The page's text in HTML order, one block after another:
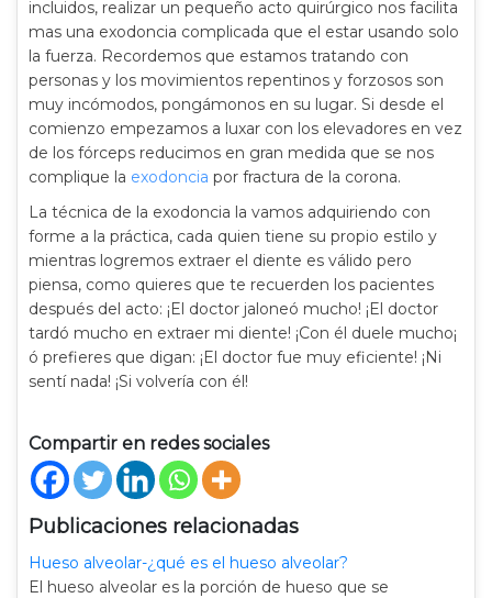
incluidos, realizar un pequeño acto quirúrgico nos facilita
mas una exodoncia complicada que el estar usando solo
la fuerza. Recordemos que estamos tratando con
personas y los movimientos repentinos y forzosos son
muy incómodos, pongámonos en su lugar. Si desde el
comienzo empezamos a luxar con los elevadores en vez
de los fórceps reducimos en gran medida que se nos
complique la exodoncia por fractura de la corona.
La técnica de la exodoncia la vamos adquiriendo con
forme a la práctica, cada quien tiene su propio estilo y
mientras logremos extraer el diente es válido pero
piensa, como quieres que te recuerden los pacientes
después del acto: ¡El doctor jaloneó mucho! ¡El doctor
tardó mucho en extraer mi diente! ¡Con él duele mucho¡
ó prefieres que digan: ¡El doctor fue muy eficiente! ¡Ni
sentí nada! ¡Si volvería con él!
Compartir en redes sociales
Publicaciones relacionadas
Hueso alveolar-¿qué es el hueso alveolar?
El hueso alveolar es la porción de hueso que se